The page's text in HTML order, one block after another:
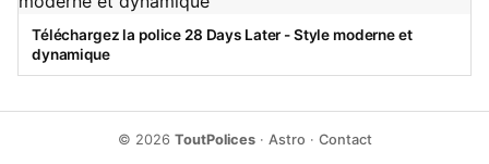
Téléchargez la police 28 Days Later - Style moderne et
dynamique
© 2026 ToutPolices· Astro · Contact